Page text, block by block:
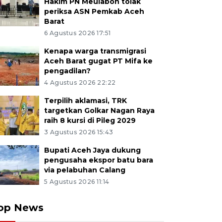
periksa ASN Pemkab Aceh
Barat
6 Agustus 2026 17:51
Kenapa warga transmigrasi
Aceh Barat gugat PT Mifa ke
pengadilan?
4 Agustus 2026 22:22
Terpilih aklamasi, TRK
targetkan Golkar Nagan Raya
raih 8 kursi di Pileg 2029
3 Agustus 2026 15:43
Bupati Aceh Jaya dukung
pengusaha ekspor batu bara
via pelabuhan Calang
5 Agustus 2026 11:14
News